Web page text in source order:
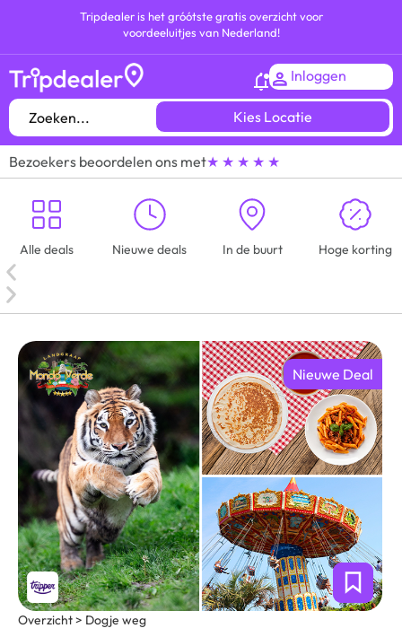
Tripdealer is het gróótste gratis overzicht voor
voordeeluitjes van Nederland!
Inloggen
Kies Locatie
Bezoekers beoordelen ons met★ ★ ★ ★ ★
Alle deals Nieuwe deals In de buurt Hoge korting
Nieuwe Deal
Overzicht > Dogje weg